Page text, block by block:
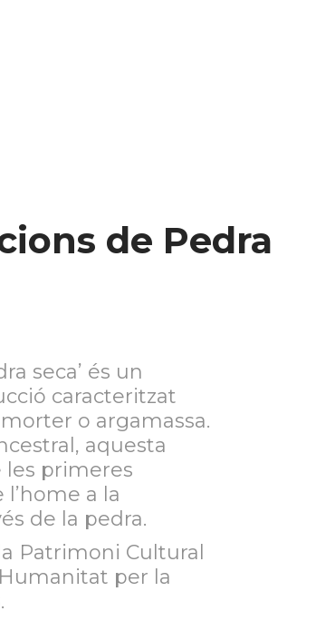
de Pedra
seca’ és un
caracteritzat
o argamassa.
aquesta
les primeres
a la
de la pedra.
Patrimoni Cultural
per la